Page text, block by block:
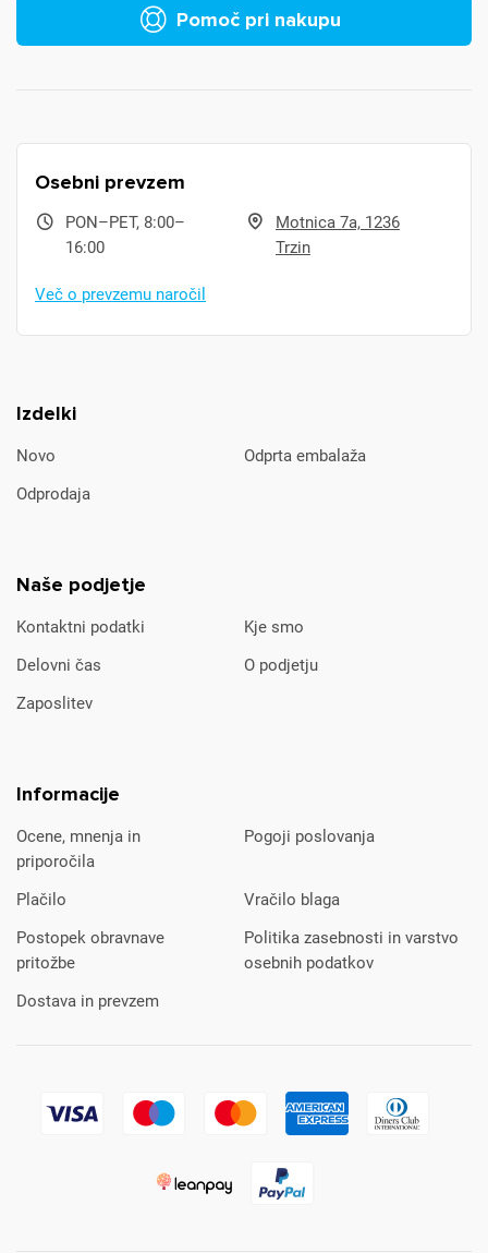
Pomoč pri nakupu
Izdelki
Novo
Odprta embalaža
Odprodaja
Naše podjetje
Kontaktni podatki
Kje smo
Delovni čas
O podjetju
Zaposlitev
Informacije
Ocene, mnenja in
priporočila
Pogoji poslovanja
Plačilo
Vračilo blaga
Postopek obravnave
pritožbe
Politika zasebnosti in varstvo
osebnih podatkov
Dostava in prevzem
Osebni prevzem
PON–PET, 8:00–
16:00
Motnica 7a, 1236
Trzin
Več o prevzemu naročil